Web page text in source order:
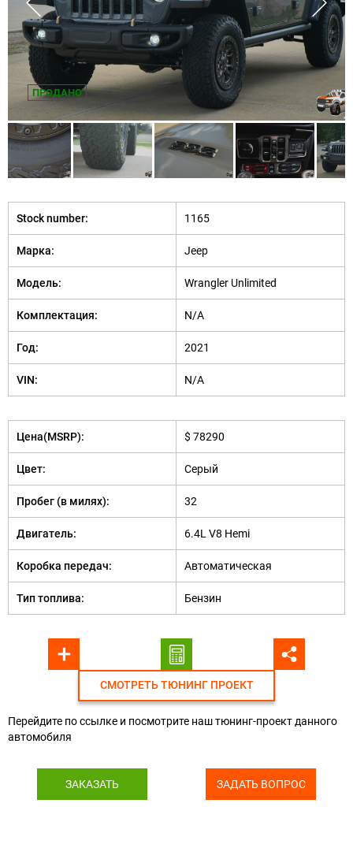
ПРОДАНО
Stock number: 1165
Марка: Jeep
Модель: Wrangler Unlimited
Комплектация: N/A
Год: 2021
VIN: N/A
Цена(MSRP): $ 78290
Цвет: Серый
Пробег (в милях): 32
Двигатель: 6.4L V8 Hemi
Коробка передач: Автоматическая
Тип топлива: Бензин
СМОТРЕТЬ ТЮНИНГ ПРОЕКТ
Перейдите по ссылке и посмотрите наш тюнинг-проект данного
автомобиля
ЗАКАЗАТЬ ЗАДАТЬ ВОПРОС